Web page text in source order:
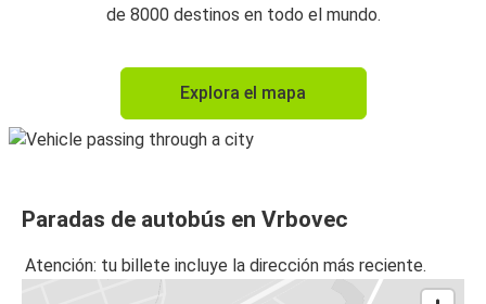
de 8000 destinos en todo el mundo.
Explora el mapa
Paradas de autobús en Vrbovec
Atención: tu billete incluye la dirección más reciente.